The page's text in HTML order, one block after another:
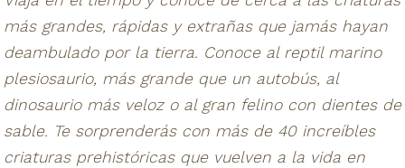
más grandes, rápidas y extrañas que jamás hayan
deambulado por la tierra. Conoce al reptil marino
plesiosaurio, más grande que un autobús, al
dinosaurio más veloz o al gran felino con dientes de
sable. Te sorprenderás con más de 40 increíbles
criaturas prehistóricas que vuelven a la vida en